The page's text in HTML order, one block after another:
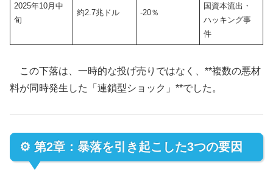
2025年10月中
旬
約2.7兆ドル -20％
国資本流出・
ハッキング事
件
この下落は、一時的な投げ売りではなく、**複数の悪材
料が同時発生した「連鎖型ショック」**でした。
⚙️ 第2章：暴落を引き起こした3つの要因